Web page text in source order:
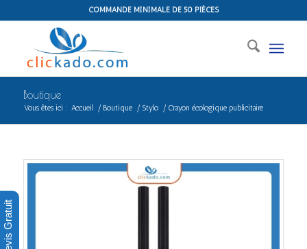
COMMANDE MINIMALE DE 50 PIÈCES
Boutique
Vous êtes ici : Accueil / Boutique / Stylo / Crayon écologique publicitaire
Devis Gratuit